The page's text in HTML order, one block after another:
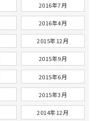
2016年7月
2016年4月
2015年12月
2015年9月
2015年6月
2015年3月
2014年12月